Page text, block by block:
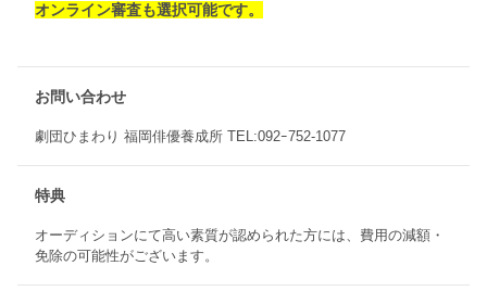
オンライン審査も選択可能です。
お問い合わせ
劇団ひまわり 福岡俳優養成所 TEL:092ｰ752-1077
特典
オーディションにて高い素質が認められた方には、費用の減額・
免除の可能性がございます。